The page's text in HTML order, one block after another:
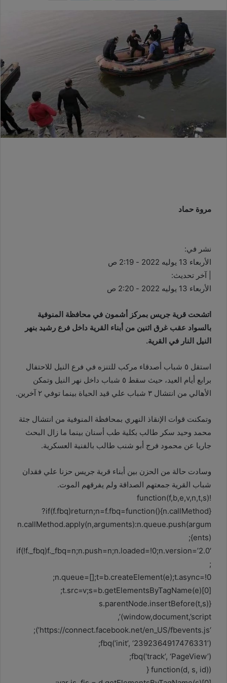
مروة حماد
نشر في:
الأربعاء 13 يوليه 2022 - 2:19 ص
| آخر تحديث:
الأربعاء 13 يوليه 2022 - 2:20 ص
اتشحت قرية جريس بمركز أشمون في محافظة المنوفية
بالسواد عقب غرق اثنين من أبناء القرية داخل فرع رشيد بنهر
النيل النار في القرية.
استقل ٥ شباب أصدقاء مركب للتنزه في فرع النيل للاحتفال
برابع أيام العيد، حيث سقط ٥ شباب داخل نهر النيل وتمكن
الأهالي من انتشال ٣ شباب علي قيد الحياة بينما توفي ٢ آخرين.
وتمكنت قوات الإنقاذ النهري بمحافظة المنوفية من انتشال جثة
محمد وحيد سكر طالب بكلية طب أسنان بينما ما زال البحث
جاريا عن محمود فرج أبو شنب طالب بالفنية العسكرية.
وسادت حالة من الحزن بين أبناء قرية جريس حزنا علي فقدان
شباب القرية جمعتهم الصداقة ولم يفرقهم الموت.
!function(f,b,e,v,n,t,s)
{if(f.fbq)return;n=f.fbq=function(){n.callMethod?
n.callMethod.apply(n,arguments):n.queue.push(argum
ents)};
if(!f._fbq)f._fbq=n;n.push=n;n.loaded=!0;n.version=’2.0′
;
n.queue=[];t=b.createElement(e);t.async=!0;
t.src=v;s=b.getElementsByTagName(e)[0];
s.parentNode.insertBefore(t,s)}
(window,document,’script’,
‘https://connect.facebook.net/en_US/fbevents.js’);
fbq(‘init’, ‘2392364917476331’);
fbq(‘track’, ‘PageView’);
(function(d, s, id) {